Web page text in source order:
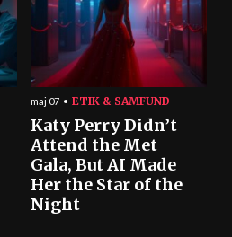
maj 07 ETIK & SAMFUND
Katy Perry Didn’t
Attend the Met
Gala, But AI Made
Her the Star of the
Night